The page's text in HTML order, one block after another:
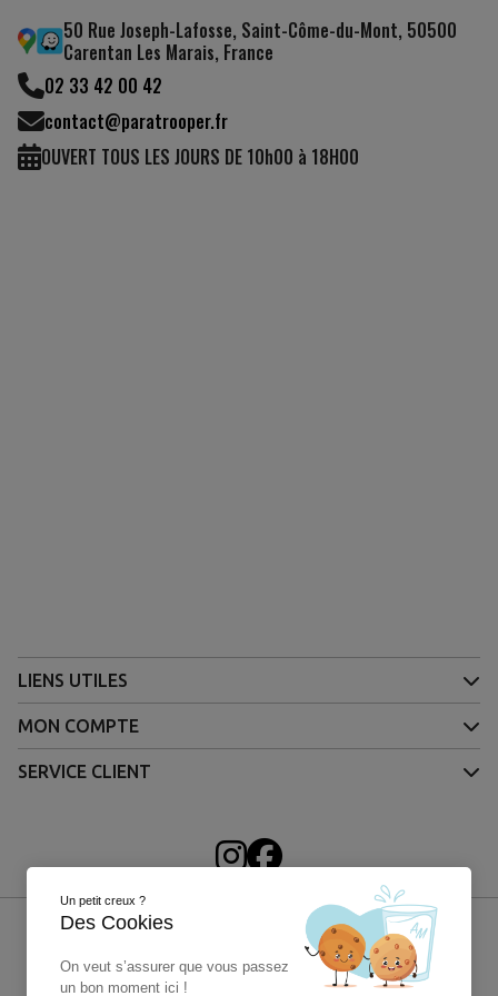
50 Rue Joseph-Lafosse, Saint-Côme-du-Mont, 50500
Carentan Les Marais, France
02 33 42 00 42
contact@paratrooper.fr
OUVERT TOUS LES JOURS DE 10h00 à 18H00
LIENS UTILES
MON COMPTE
SERVICE CLIENT
Un petit creux ?
Des Cookies
On veut s’assurer que vous passez
un bon moment ici !